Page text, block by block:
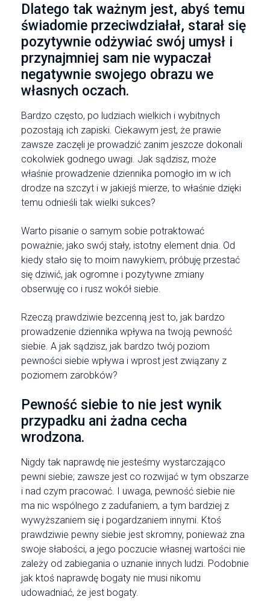
Dlatego tak ważnym jest, abyś temu
świadomie przeciwdziałał, starał się
pozytywnie odżywiać swój umysł i
przynajmniej sam nie wypaczał
negatywnie swojego obrazu we
własnych oczach.
Bardzo często, po ludziach wielkich i wybitnych
pozostają ich zapiski. Ciekawym jest, że prawie
zawsze zaczęli je prowadzić zanim jeszcze dokonali
cokolwiek godnego uwagi. Jak sądzisz, może
właśnie prowadzenie dziennika pomogło im w ich
drodze na szczyt i w jakiejś mierze, to właśnie dzięki
temu odnieśli tak wielki sukces?
Warto pisanie o samym sobie potraktować
poważnie; jako swój stały, istotny element dnia. Od
kiedy stało się to moim nawykiem, próbuję przestać
się dziwić, jak ogromne i pozytywne zmiany
obserwuję co i rusz wokół siebie.
Rzeczą prawdziwie bezcenną jest to, jak bardzo
prowadzenie dziennika wpływa na twoją pewność
siebie. A jak sądzisz, jak bardzo twój poziom
pewności siebie wpływa i wprost jest związany z
poziomem zarobków?
Pewność siebie to nie jest wynik
przypadku ani żadna cecha
wrodzona.
Nigdy tak naprawdę nie jesteśmy wystarczająco
pewni siebie; zawsze jest co rozwijać w tym obszarze
i nad czym pracować. I uwaga, pewność siebie nie
ma nic wspólnego z zadufaniem, a tym bardziej z
wywyższaniem się i pogardzaniem innymi. Ktoś
prawdziwie pewny siebie jest skromny, ponieważ zna
swoje słabości, a jego poczucie własnej wartości nie
zależy od zabiegania o uznanie innych ludzi. Podobnie
jak ktoś naprawdę bogaty nie musi nikomu
udowadniać, że jest bogaty.